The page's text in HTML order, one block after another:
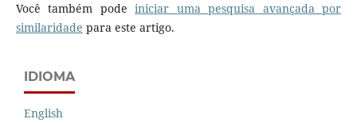
Você também podeiniciar uma pesquisa avançada por
similaridade para este artigo.
IDIOMA
English